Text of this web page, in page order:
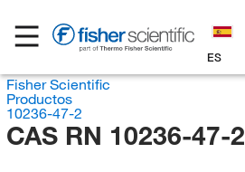
ES
Fisher Scientific
Productos
10236-47-2
CAS RN 10236-47-2